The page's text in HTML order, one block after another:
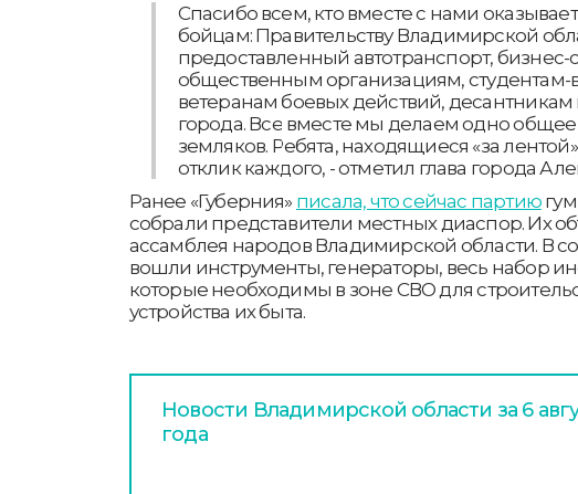
Спасибо всем, кто вместе с нами
бойцам: Правительству Владимирской
предоставленный автотранспорт, бизнес-
общественным организациям, студентам-
ветеранам боевых действий,
города. Все вместе мы делаем одно общее
земляков. Ребята, находящиеся «за
отклик каждого, - отметил глава города
Ранее «Губерния» писала, что сейчас партию
собрали представители местных диаспор. Их
ассамблея народов Владимирской области. В
вошли инструменты, генераторы, весь набор
которые необходимы в зоне СВО для
устройства их быта.
Новости Владимирской области за 6
года